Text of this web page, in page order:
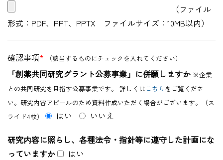
（ファイル
形式：PDF、PPT、PPTX ファイルサイズ：10MB以内）
確認事項* （該当するものにチェックを入れてください）
「創薬共同研究グラント公募事業」に併願しますか ※企業
との共同研究を目指す公募事業です。 詳しくはこちら をご覧くださ
い。研究内容アピールのため資料作成いただく場合がございます。（ス
ライド4枚）
はい
いいえ
研究内容に照らし、各種法令・指針等に遵守した計画にな
っていますか
はい